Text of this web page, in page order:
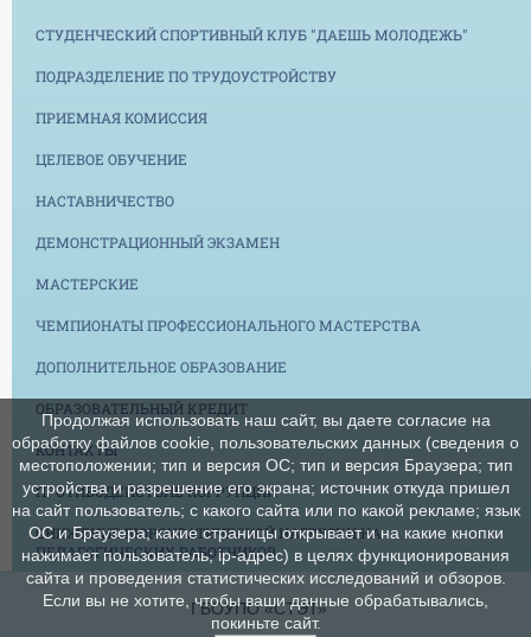
СТУДЕНЧЕСКИЙ СПОРТИВНЫЙ КЛУБ "ДАЕШЬ МОЛОДЕЖЬ"
ПОДРАЗДЕЛЕНИЕ ПО ТРУДОУСТРОЙСТВУ
ПРИЕМНАЯ КОМИССИЯ
ЦЕЛЕВОЕ ОБУЧЕНИЕ
НАСТАВНИЧЕСТВО
ДЕМОНСТРАЦИОННЫЙ ЭКЗАМЕН
МАСТЕРСКИЕ
ЧЕМПИОНАТЫ ПРОФЕССИОНАЛЬНОГО МАСТЕРСТВА
ДОПОЛНИТЕЛЬНОЕ ОБРАЗОВАНИЕ
ОБРАЗОВАТЕЛЬНЫЙ КРЕДИТ
КОНТАКТЫ
ПРОТИВОДЕЙСТВИЕ КОРРУПЦИИ
СНИЖЕНИЕ БЮРОКРАТИЧЕСКОЙ НАГРУЗКИ НА
ПЕДАГОГИЧЕСКИХ РАБОТНИКОВ
ГБОУПО «СТЭТ»
Продолжая использовать наш сайт, вы даете согласие на
обработку файлов cookie, пользовательских данных (сведения о
местоположении; тип и версия ОС; тип и версия Браузера; тип
устройства и разрешение его экрана; источник откуда пришел
на сайт пользователь; с какого сайта или по какой рекламе; язык
ОС и Браузера; какие страницы открывает и на какие кнопки
нажимает пользователь; ip-адрес) в целях функционирования
сайта и проведения статистических исследований и обзоров.
Если вы не хотите, чтобы ваши данные обрабатывались,
покиньте сайт.